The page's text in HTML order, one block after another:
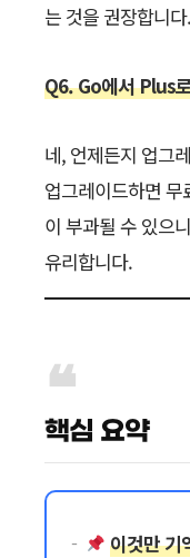
는 것을 권장합니다.
Q6. Go에서 Plus
네, 언제든지 업그
업그레이드하면
이 부과될 수 있으
유리합니다.
핵심 요약
이것만 기